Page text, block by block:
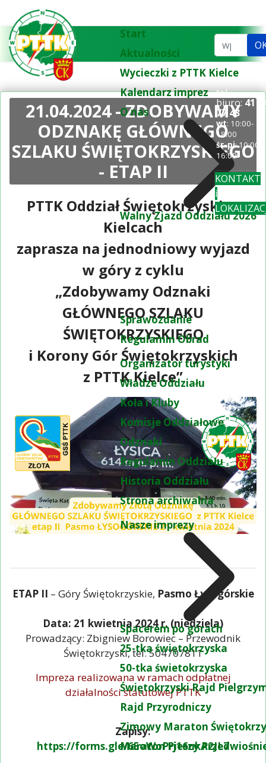
Start
Aktualności
Wycieczki z PTTK Kielce
Kalendarz imprez
O nas
Walny Zjazd Oddziału 2026
Sprawozdanie
Regulamin Obrad
Organizator turystyki
Władze Oddziału
Koła i Kluby
Komisje Oddziałowe
Odznaki
Regulamin Oddziału
Historia Oddziału
Strona archiwalna
Nasze imprezy
Spacerem po górach
25-tka świętokrzyska
50-tka świetokrzyska
Świętokrzyski Rajd
Rajd Przyrodniczy
Zimowy Maraton
Maraton Pieszy
Szukaj...
tel.
biuro: 41
77 43
wt: 10:00-
18:00
śr-pi: 10:00-
16:00
KONTAKT
i
21.04.2024 - ZDOBYWAMY
ODZNAKĘ GŁÓWNEGO
SZLAKU ŚWIĘTOKRZYSKIEGO
- ETAP II
PTTK Oddział Świętokrzyski w
Kielcach
zaprasza na jednodniowy wyjazd
w góry z cyklu
„Zdobywamy Odznaki
GŁÓWNEGO SZLAKU
ŚWIĘTOKRZYSKIEGO
i Korony Gór Świętokrzyskich
z PTTK Kielce”
ETAP II – Góry Świętokrzyskie, Pasmo Łysogórskie
Data: 21 kwietnia 2024 r. (niedziela)
Prowadzący: Zbigniew Borowiec – Przewodnik
Świętokrzyski, tel. 504707811
Impreza realizowana w ramach odpłatnej
działalności statutowej PTTK
Zapisy:
https://forms.gle/65oWoPrj16nkA2JL7